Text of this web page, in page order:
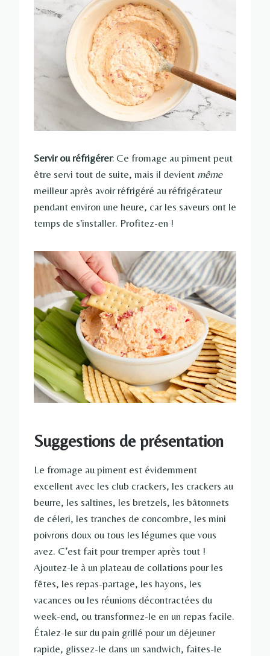
Servir ou réfrigérer: Ce fromage au piment peut
être servi tout de suite, mais il devient même
meilleur après avoir réfrigéré au réfrigérateur
pendant environ une heure, car les saveurs ont le
temps de s'installer. Profitez-en !
Suggestions de présentation
Le fromage au piment est évidemment
excellent avec les club crackers, les crackers au
beurre, les saltines, les bretzels, les bâtonnets
de céleri, les tranches de concombre, les mini
poivrons doux ou tous les légumes que vous
avez. C’est fait pour tremper après tout !
Ajoutez-le à un plateau de collations pour les
fêtes, les repas-partage, les hayons, les
vacances ou les réunions décontractées du
week-end, ou transformez-le en un repas facile.
Étalez-le sur du pain grillé pour un déjeuner
rapide, glissez-le dans un sandwich, faites-le